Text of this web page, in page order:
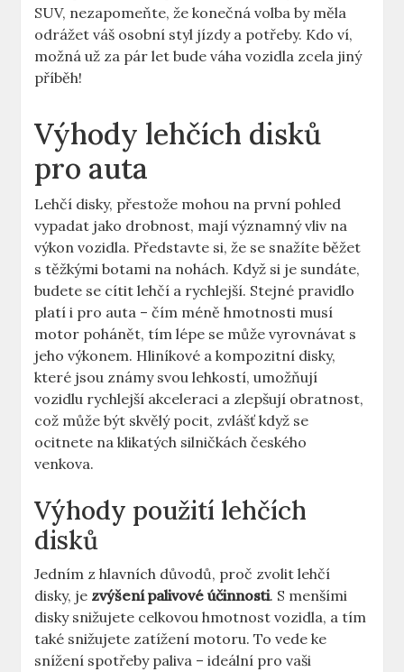
SUV,⁢ nezapomeňte, že ⁣konečná volba ‍by měla​
odrážet váš osobní styl jízdy a potřeby.​ Kdo ví,
možná​ už za pár let bude ​váha vozidla zcela jiný
příběh!
Výhody ​lehčích disků⁤
pro auta
Lehčí ⁢disky, přestože ‌mohou na⁢ první pohled
vypadat jako drobnost, mají významný‌ vliv na
výkon​ vozidla. Představte si, že​ se ​snažíte běžet
⁢s těžkými⁣ botami na‌ nohách.‌ Když‍ si‍ je sundáte,
budete ‌se cítit lehčí a rychlejší. Stejné pravidlo
platí i pro⁢ auta – čím méně hmotnosti musí
motor pohánět, tím lépe se může vyrovnávat s
jeho výkonem. Hliníkové a kompozitní disky,
které jsou známy svou lehkostí, umožňují
vozidlu rychlejší ​akceleraci a zlepšují obratnost,
což může být skvělý pocit, zvlášť⁣ když ‍se
ocitnete na klikatých silničkách ⁢českého
venkova.
Výhody použití lehčích⁤
disků
Jedním‌ z ⁢hlavních důvodů, proč zvolit lehčí
disky, je zvýšení palivové účinnosti.⁣ S menšími
disky snižujete celkovou hmotnost‍ vozidla, a tím
také ‍snižujete‌ zatížení motoru. ‌To vede‍ ke⁤
snížení spotřeby ⁤paliva – ideální​ pro‍ vaši